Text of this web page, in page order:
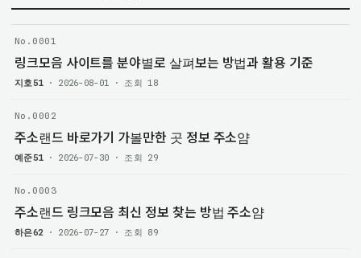
No.0001
링크모음 사이트를 분야별로 살펴보는 방법과 활용 기준
지호51· 2026-08-01 · 조회 18
No.0002
주소랜드 바로가기 가볼만한 곳 정보 주소얌
예준51· 2026-07-30 · 조회 29
No.0003
주소랜드 링크모음 최신 정보 찾는 방법 주소얌
하은62 · 2026-07-27 · 조회 89